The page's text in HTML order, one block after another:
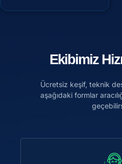
Ekibimiz
Ücretsiz keşif, teknik
aşağıdaki formlar